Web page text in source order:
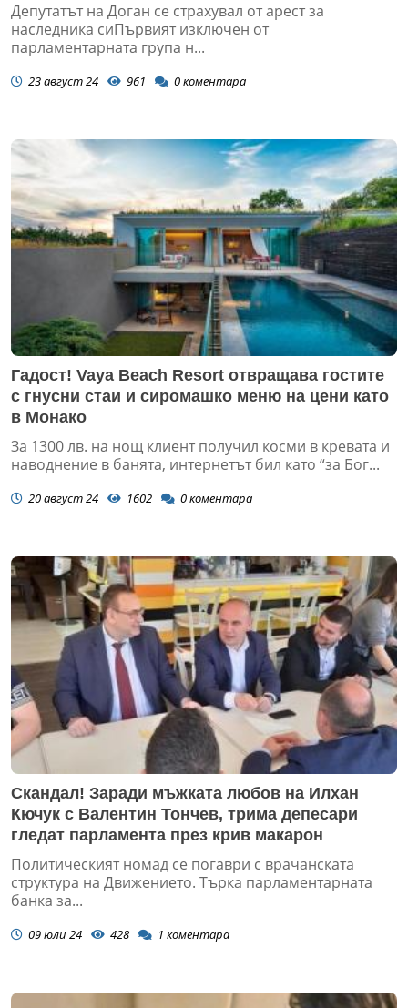
Депутатът на Доган се страхувал от арест за
наследника сиПървият изключен от
парламентарната група н...
23 август 24 961 0коментара
Гадост! Vaya Beach Resort отвращава гостите
с гнусни стаи и сиромашко меню на цени като
в Монако
За 1300 лв. на нощ клиент получил косми в кревата и
наводнение в банята, интернетът бил като “за Бог...
20 август 24 1602 0коментара
Скандал! Заради мъжката любов на Илхан
Кючук с Валентин Тончев, трима депесари
гледат парламента през крив макарон
Политическият номад се погаври с врачанската
структура на Движението. Търка парламентарната
банка за...
09 юли 24 428 1 коментара